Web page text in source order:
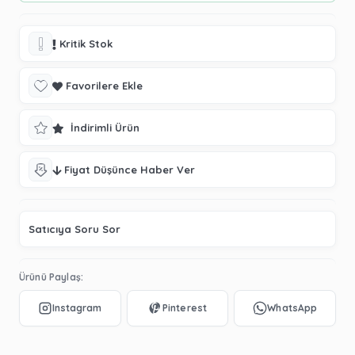
Kritik Stok
Favorilere Ekle
İndirimli Ürün
Fiyat Düşünce Haber Ver
Satıcıya Soru Sor
Ürünü Paylaş: